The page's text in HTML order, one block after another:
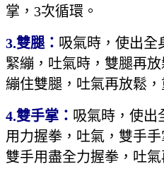
掌，3次循環。
3.雙腿： 吸氣時，使出全
緊繃，吐氣時，雙腿再
繃住雙腿，吐氣再放鬆，
4.雙手掌： 吸氣時，使出
用力握拳，吐氣，雙手
雙手用盡全力握拳，吐